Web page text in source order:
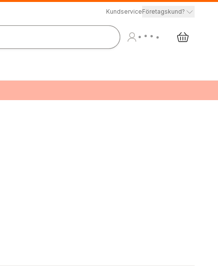
KundserviceFöretagskund?